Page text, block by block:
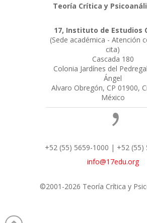
Teoría Crítica y
17, Instituto de Estudios
(Sede académica - Atención
cita)
Cascada 180
Colonia Jardínes del
Ángel
Alvaro Obregón, CP 01900,
México
+52 (55) 5659-1000 | +52 (55)
info@17edu.org
©2001-2026 Teoría Crítica y